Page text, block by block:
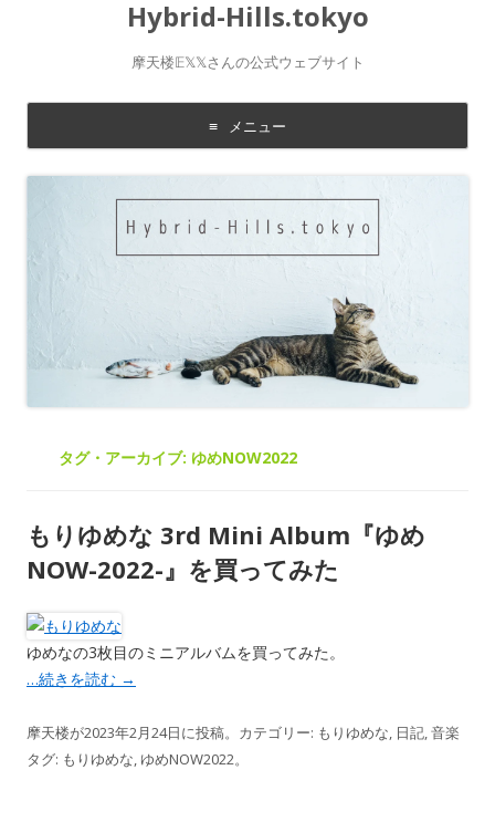
Hybrid-Hills.tokyo
摩天楼𝔼𝕏𝕏さんの公式ウェブサイト
メニュー
コ
ン
動
タグ・アーカイブ: ゆめNOW2022
もりゆめな 3rd Mini Album『ゆめ
NOW-2022-』を買ってみた
ゆめなの3枚目のミニアルバムを買ってみた。
…続きを読む →
摩天楼が2023年2月24日に投稿。カテゴリー: もりゆめな, 日記,音楽
タグ: もりゆめな, ゆめNOW2022。